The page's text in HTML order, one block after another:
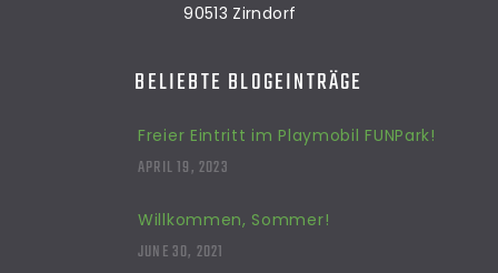
90513 Zirndorf
BELIEBTE BLOGEINTRÄGE
Freier Eintritt im Playmobil FUNPark!
APRIL 19, 2023
Willkommen, Sommer!
JUNE 30, 2021